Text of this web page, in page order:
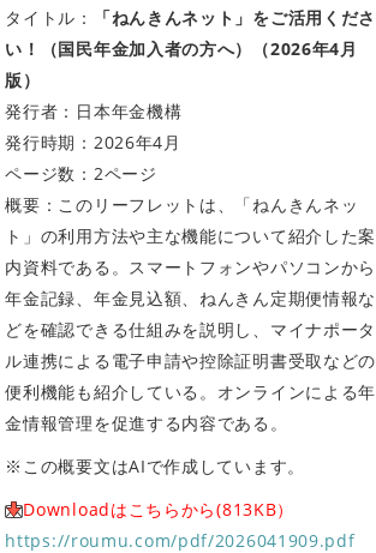
タイトル：
「ねんきんネット」をご活用くださ
い！（国民年金加入者の方へ）（2026年4月
版）
発行者：日本年金機構
発行時期：2026年4月
ページ数：2ページ
概要：このリーフレットは、「ねんきんネッ
ト」の利用方法や主な機能について紹介した案
内資料である。スマートフォンやパソコンから
年金記録、年金見込額、ねんきん定期便情報な
どを確認できる仕組みを説明し、マイナポータ
ル連携による電子申請や控除証明書受取などの
便利機能も紹介している。オンラインによる年
金情報管理を促進する内容である。
※この概要文はAIで作成しています。
Downloadはこちらから(813KB）
https://roumu.com/pdf/2026041909.pdf